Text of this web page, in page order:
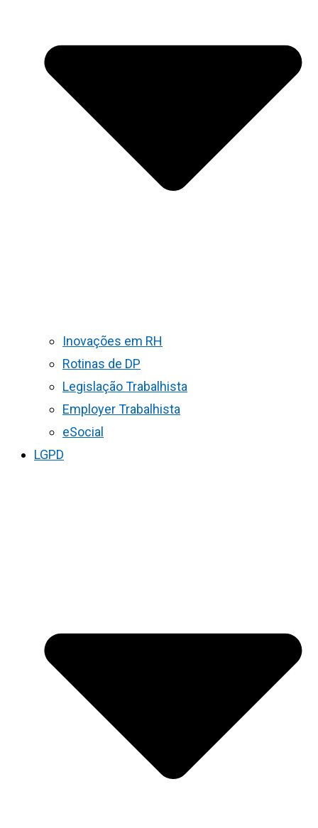
Inovações em RH
Rotinas de DP
Legislação Trabalhista
Employer Trabalhista
eSocial
LGPD